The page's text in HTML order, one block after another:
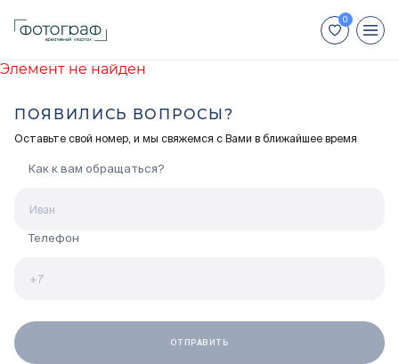
+7 (800) 551-04-70
Способы покупки
Отделка
Акции
Элемент не найден
ПОЯВИЛИСЬ ВОПРОСЫ?
Оставьте свой номер, и мы свяжемся с Вами в ближайшее время
Как к вам обращаться?
Телефон